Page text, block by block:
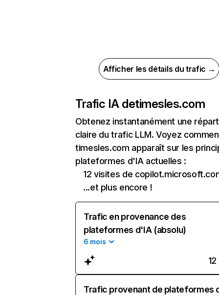
Afficher les détails du trafic →
Trafic IA detimesles.com
Obtenez instantanément une
claire du trafic LLM. Voyez
timesles.com apparaît sur les
plateformes d'IA actuelles :
12 visites de
...et plus encore !
Trafic en provenance des
plateformes d'IA (absolu)
6 mois
12
Trafic provenant de plateformes